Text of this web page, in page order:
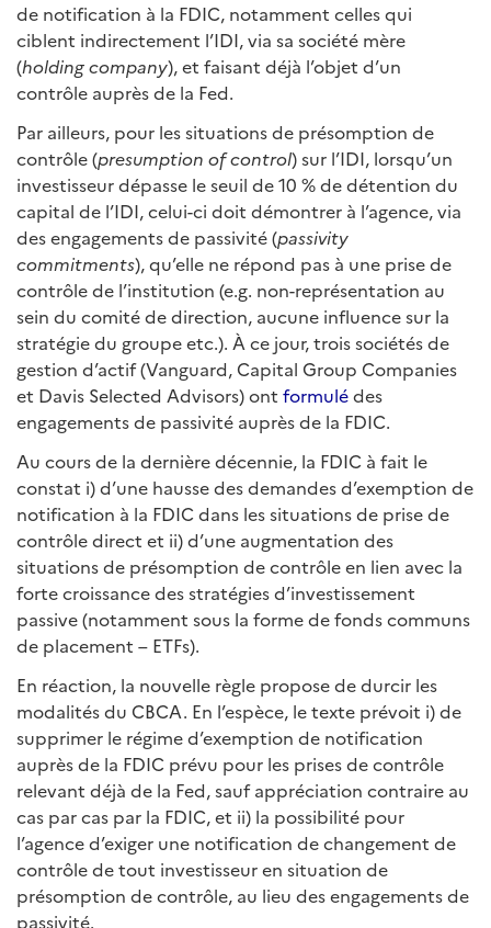
de notification à la FDIC, notamment celles qui
ciblent indirectement l’IDI, via sa société mère
(holding company), et faisant déjà l’objet d’un
contrôle auprès de la Fed.
Par ailleurs, pour les situations de présomption de
contrôle (presumption of control) sur l’IDI, lorsqu’un
investisseur dépasse le seuil de 10 % de détention du
capital de l’IDI, celui-ci doit démontrer à l’agence, via
des engagements de passivité (passivity
commitments), qu’elle ne répond pas à une prise de
contrôle de l’institution (e.g. non-représentation au
sein du comité de direction, aucune influence sur la
stratégie du groupe etc.). À ce jour, trois sociétés de
gestion d’actif (Vanguard, Capital Group Companies
et Davis Selected Advisors) ont formulédes
engagements de passivité auprès de la FDIC.
Au cours de la dernière décennie, la FDIC à fait le
constat i) d’une hausse des demandes d’exemption de
notification à la FDIC dans les situations de prise de
contrôle direct et ii) d’une augmentation des
situations de présomption de contrôle en lien avec la
forte croissance des stratégies d’investissement
passive (notamment sous la forme de fonds communs
de placement – ETFs).
En réaction, la nouvelle règle propose de durcir les
modalités du CBCA. En l’espèce, le texte prévoit i) de
supprimer le régime d’exemption de notification
auprès de la FDIC prévu pour les prises de contrôle
relevant déjà de la Fed, sauf appréciation contraire au
cas par cas par la FDIC, et ii) la possibilité pour
l’agence d’exiger une notification de changement de
contrôle de tout investisseur en situation de
présomption de contrôle, au lieu des engagements de
passivité.